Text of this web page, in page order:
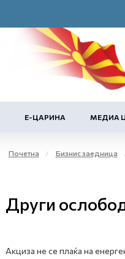
Е-ЦАРИНА МЕДИА
Почетна Бизнис заедница
Други
Акциза не се плаќа на